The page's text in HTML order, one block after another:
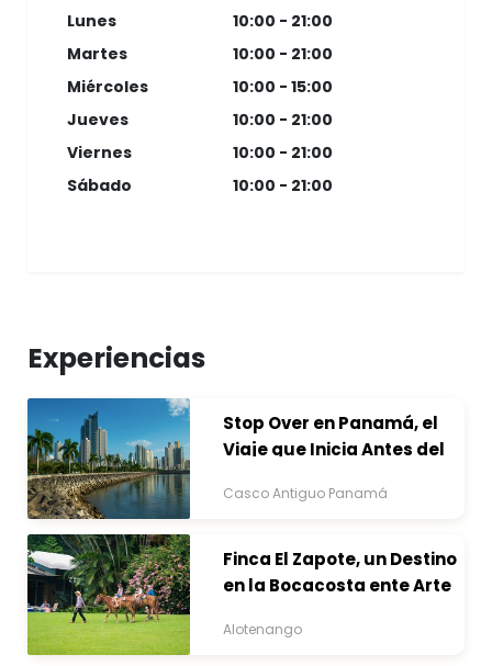
Lunes
10:00 - 21:00
Martes
10:00 - 21:00
Miércoles
10:00 - 15:00
Jueves
10:00 - 21:00
Viernes
10:00 - 21:00
Sábado
10:00 - 21:00
Experiencias
Stop Over en Panamá, el
Viaje que Inicia Antes del
Casco Antiguo Panamá
Finca El Zapote, un Destino
en la Bocacosta ente Arte
Alotenango